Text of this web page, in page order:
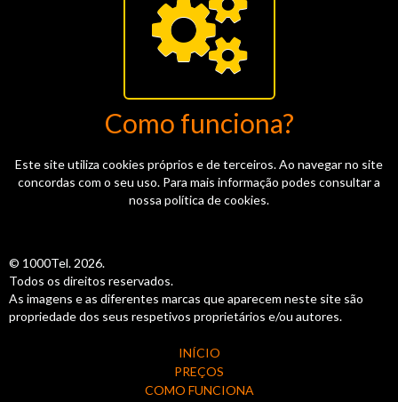
Como funciona?
Este site utiliza cookies próprios e de terceiros. Ao navegar no site
concordas com o seu uso. Para mais informação podes consultar a
nossa política de cookies.
© 1000Tel. 2026.
Todos os direitos reservados.
As imagens e as diferentes marcas que aparecem neste site são
propriedade dos seus respetivos proprietários e/ou autores.
INÍCIO
PREÇOS
COMO FUNCIONA